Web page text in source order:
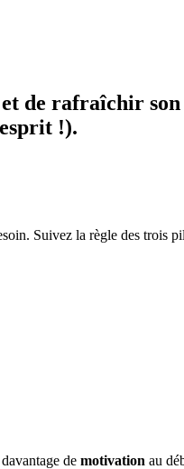
de rafraîchir son
!).
Suivez la règle des trois
de motivation au